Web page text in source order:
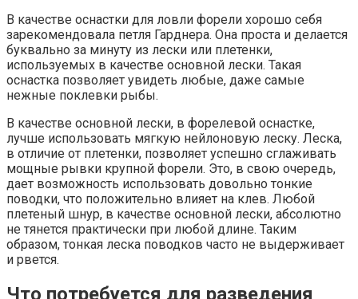
В качестве оснастки для ловли форели хорошо себя
зарекомендовала петля Гарднера. Она проста и делается
буквально за минуту из лески или плетенки,
используемых в качестве основной лески. Такая
оснастка позволяет увидеть любые, даже самые
нежные поклевки рыбы.
В качестве основной лески, в форелевой оснастке,
лучше использовать мягкую нейлоновую леску. Леска,
в отличие от плетенки, позволяет успешно сглаживать
мощные рывки крупной форели. Это, в свою очередь,
дает возможность использовать довольно тонкие
поводки, что положительно влияет на клев. Любой
плетеный шнур, в качестве основной лески, абсолютно
не тянется практически при любой длине. Таким
образом, тонкая леска поводков часто не выдерживает
и рвется.
Что потребуется для разведения